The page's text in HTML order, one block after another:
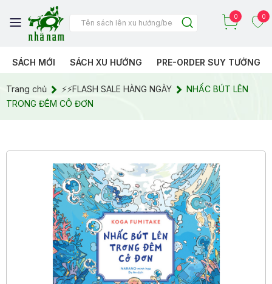
0 0
SÁCH MỚI SÁCH XU HƯỚNG PRE-ORDER SUY TƯỞNG
Trang chủ ⚡⚡FLASH SALE HÀNG NGÀY
NHẤC BÚT LÊN
TRONG ĐÊM CÔ ĐƠN